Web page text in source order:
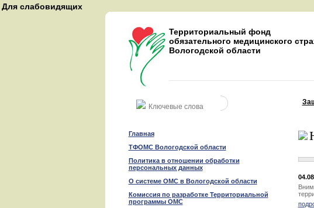
Для слабовидящих
Восстановить
Территориальный фонд
обязательного медицинского
Вологодской области
Главная
ТФОМС Вологодской области
Политика в отношении обработки
персональных данных
О системе ОМС в Вологодской области
Комиссия по разработке Территориальной
программы ОМС